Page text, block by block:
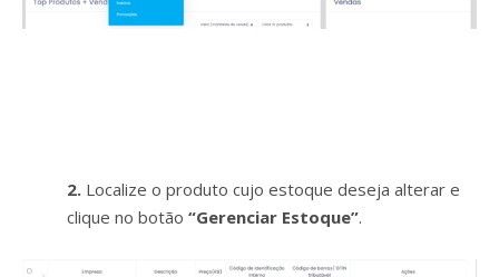
2. Localize o produto cujo estoque deseja alterar e
clique no botão “Gerenciar Estoque”.